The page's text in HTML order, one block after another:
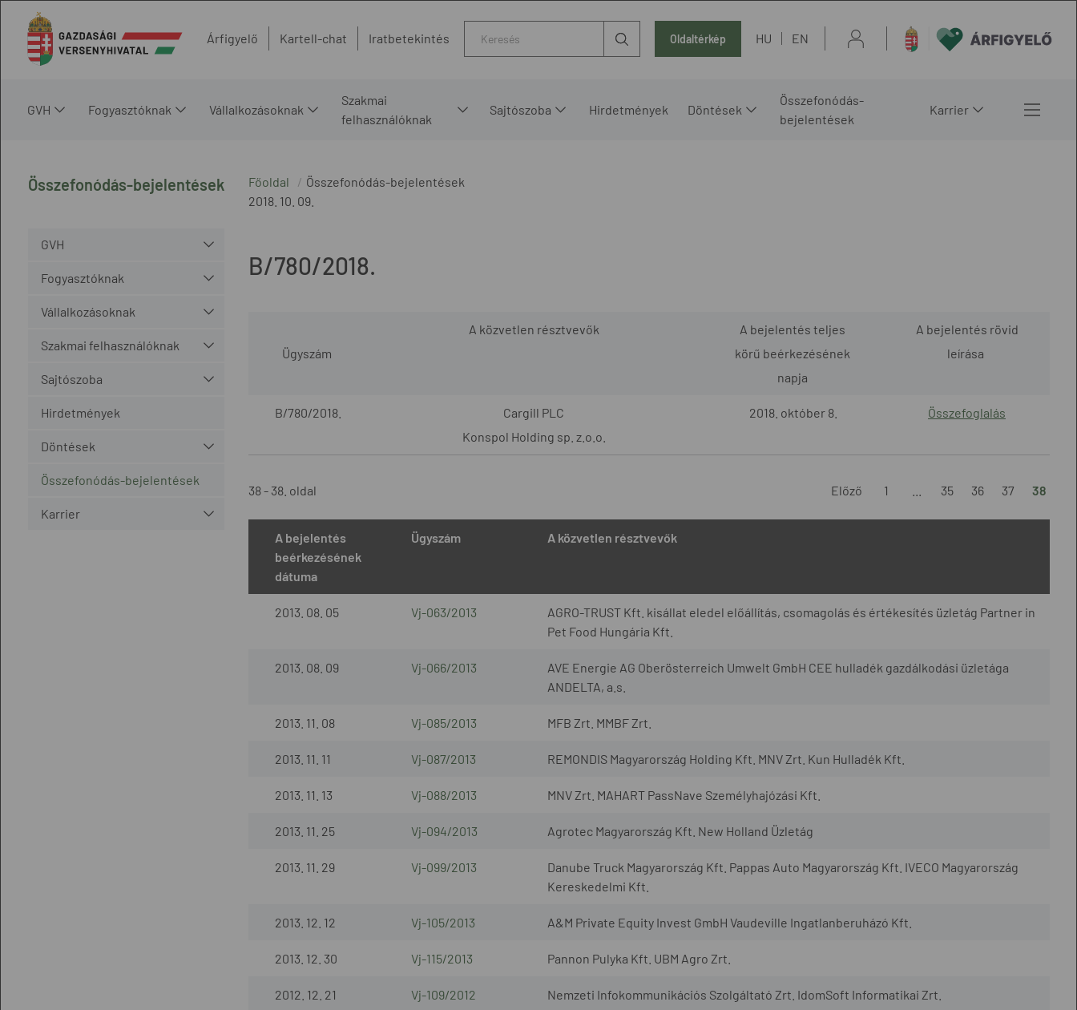
Árfigyelő Kartell-chat Iratbetekintés Oldaltérkép HU EN
GVH Fogyasztóknak Vállalkozásoknak
Szakmai
felhasználóknak
Sajtószoba Hirdetmények Döntések
Összefonódás-
bejelentések
Karrier
Összefonódás-bejelentések
GVH
Fogyasztóknak
Vállalkozásoknak
Szakmai felhasználóknak
Sajtószoba
Hirdetmények
Döntések
Összefonódás-bejelentések
Karrier
Főoldal
Összefonódás-bejelentések
2018. 10. 09.
B/780/2018.
Ügyszám
A közvetlen résztvevők
A bejelentés teljes
körű beérkezésének
napja
A bejelentés rövid
leírása
B/780/2018.
Cargill PLC
Konspol Holding sp. z.o.o.
2018. október 8. Összefoglalás
38 - 38. oldal Előző 1 35 36 37 38
A bejelentés
beérkezésének
dátuma
Ügyszám A közvetlen résztvevők
2013. 08. 05 Vj-063/2013
AGRO-TRUST Kft. kisállat eledel előállítás, csomagolás és értékesítés üzletág Partner in
Pet Food Hungária Kft.
2013. 08. 09 Vj-066/2013
AVE Energie AG Oberösterreich Umwelt GmbH CEE hulladék gazdálkodási üzletága
ANDELTA, a.s.
2013. 11. 08 Vj-085/2013 MFB Zrt. MMBF Zrt.
2013. 11. 11 Vj-087/2013 REMONDIS Magyarország Holding Kft. MNV Zrt. Kun Hulladék Kft.
2013. 11. 13 Vj-088/2013 MNV Zrt. MAHART PassNave Személyhajózási Kft.
2013. 11. 25 Vj-094/2013 Agrotec Magyarország Kft. New Holland Üzletág
2013. 11. 29 Vj-099/2013
Danube Truck Magyarország Kft. Pappas Auto Magyarország Kft. IVECO Magyarország
Kereskedelmi Kft.
2013. 12. 12 Vj-105/2013 A&M Private Equity Invest GmbH Vaudeville Ingatlanberuházó Kft.
2013. 12. 30 Vj-115/2013 Pannon Pulyka Kft. UBM Agro Zrt.
2012. 12. 21 Vj-109/2012 Nemzeti Infokommunikációs Szolgáltató Zrt. IdomSoft Informatikai Zrt.